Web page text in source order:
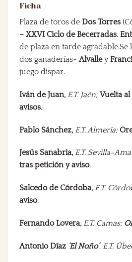
Ficha
Plaza de toros de Dos Torres
– XXVI Ciclo de Becerradas.
de plaza en tarde
dos ganaderías-Alvalley
juego dispar.
Iván de Juan, E.T. Jaén;Vuelta
avisos.
Pablo Sánchez, E.T. Almería;
Jesús Sanabria, E.T. Sevilla-
tras petición y aviso.
Salcedo de Córdoba, E.T.
aviso.
Fernando Lovera, E.T. Camas;
Antonio Díaz ‘El Noño’, E.T.